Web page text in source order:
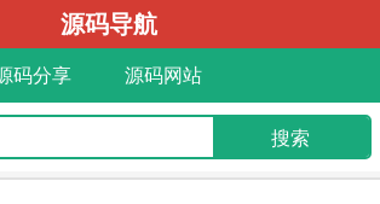
源码导航
码分享 源码网站